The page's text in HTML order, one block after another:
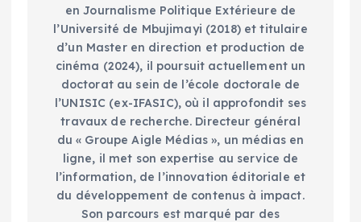
en Journalisme Politique Extérieure de
l’Université de Mbujimayi (2018) et titulaire
d’un Master en direction et production de
cinéma (2024), il poursuit actuellement un
doctorat au sein de l’école doctorale de
l’UNISIC (ex-IFASIC), où il approfondit ses
travaux de recherche. Directeur général
du « Groupe Aigle Médias », un médias en
ligne, il met son expertise au service de
l’information, de l’innovation éditoriale et
du développement de contenus à impact.
Son parcours est marqué par des